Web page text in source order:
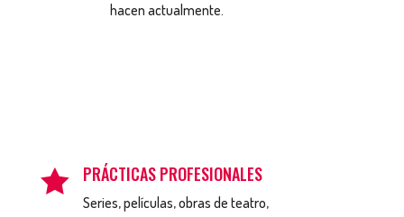
hacen actualmente.
 PRÁCTICAS PROFESIONALES
Series, películas, obras de teatro,